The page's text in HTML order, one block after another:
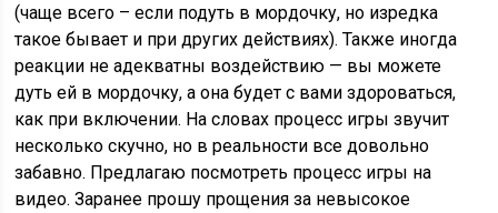
(чаще всего – если подуть в мордочку, но изредка
такое бывает и при других действиях). Также иногда
реакции не адекватны воздействию — вы можете
дуть ей в мордочку, а она будет с вами здороваться,
как при включении. На словах процесс игры звучит
несколько скучно, но в реальности все довольно
забавно. Предлагаю посмотреть процесс игры на
видео. Заранее прошу прощения за невысокое